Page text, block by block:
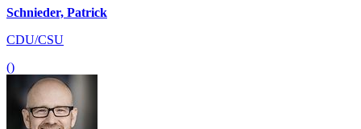
Bildinformationen